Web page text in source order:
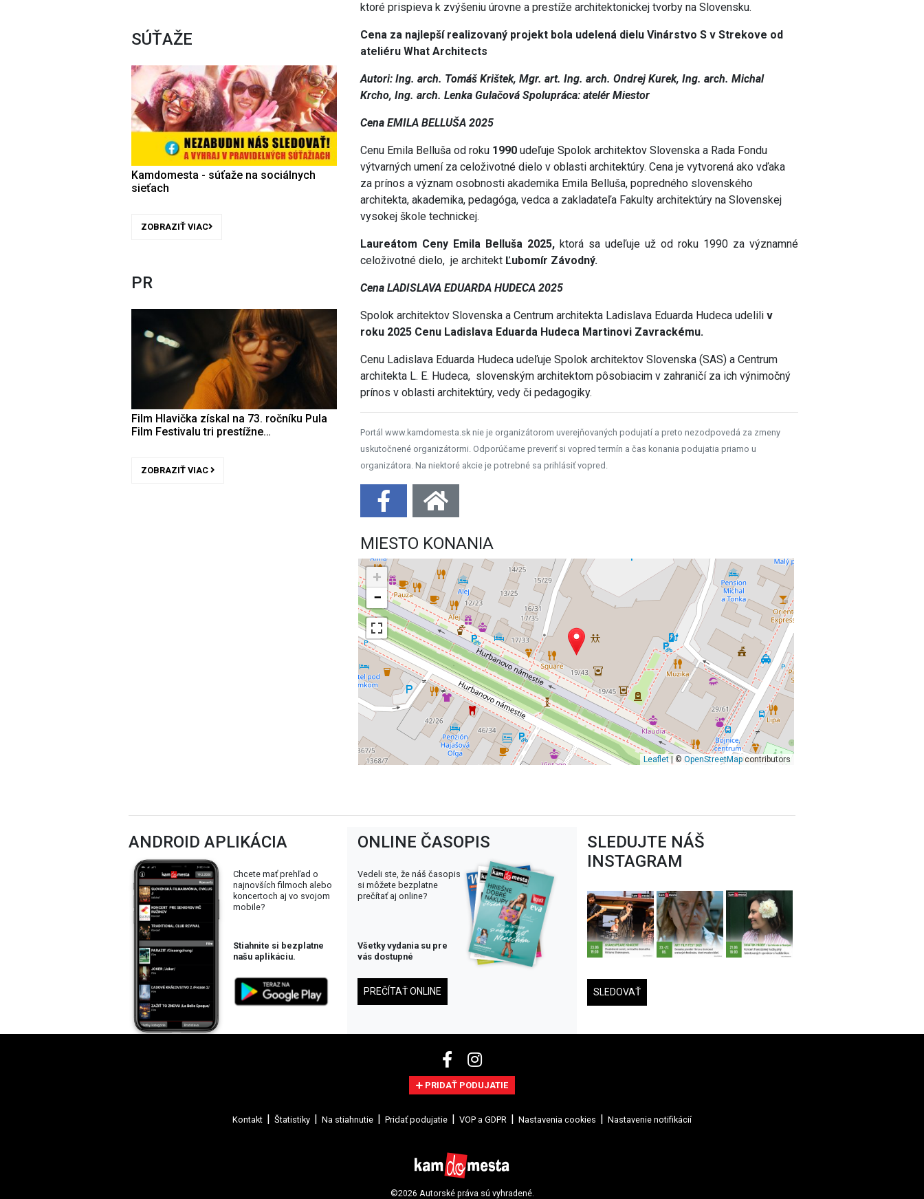
SÚŤAŽE
Kamdomesta - súťaže na sociálnych
sieťach
ZOBRAZIŤ VIAC
PR
Film Hlavička získal na 73. ročníku Pula
Film Festivalu tri prestížne…
ZOBRAZIŤ VIAC
ktoré prispieva k zvýšeniu úrovne a prestíže architektonickej tvorby na Slovensku.
Cena za najlepší realizovaný projekt bola udelená dielu Vinárstvo S v Strekove od
ateliéru What Architects
Autori: Ing. arch. Tomáš Krištek, Mgr. art. Ing. arch. Ondrej Kurek, Ing. arch. Michal
Krcho, Ing. arch. Lenka Gulačová Spolupráca: atelér Miestor
Cena EMILA BELLUŠA 2025
Cenu Emila Belluša od roku 1990 udeľuje Spolok architektov Slovenska a Rada Fondu
výtvarných umení za celoživotné dielo v oblasti architektúry. Cena je vytvorená ako vďaka
za prínos a význam osobnosti akademika Emila Belluša, popredného slovenského
architekta, akademika, pedagóga, vedca a zakladateľa Fakulty architektúry na Slovenskej
vysokej škole technickej.
Laureátom Ceny Emila Belluša 2025, ktorá sa udeľuje už od roku 1990 za významné
celoživotné dielo, je architekt Ľubomír Závodný.
Cena LADISLAVA EDUARDA HUDECA 2025
Spolok architektov Slovenska a Centrum architekta Ladislava Eduarda Hudeca udeliliv
roku 2025 Cenu Ladislava Eduarda Hudeca Martinovi Zavrackému.
Cenu Ladislava Eduarda Hudeca udeľuje Spolok architektov Slovenska (SAS) a Centrum
architekta L. E. Hudeca, slovenským architektom pôsobiacim v zahraničí za ich výnimočný
prínos v oblasti architektúry, vedy či pedagogiky.
Portál www.kamdomesta.sk nie je organizátorom uverejňovaných podujatí a preto nezodpovedá za zmeny
uskutočnené organizátormi. Odporúčame preveriť si vopred termín a čas konania podujatia priamo u
organizátora. Na niektoré akcie je potrebné sa prihlásiť vopred.
MIESTO KONANIA
+
−
Leaflet| © OpenStreetMapcontributors
ANDROID APLIKÁCIA
Chcete mať prehľad o
najnovších filmoch alebo
koncertoch aj vo svojom
mobile?
Stiahnite si bezplatne
našu aplikáciu.
ONLINE ČASOPIS
Vedeli ste, že náš časopis
si môžete bezplatne
prečítať aj online?
Všetky vydania su pre
vás dostupné
PREČÍTAŤ ONLINE
SLEDUJTE NÁŠ
INSTAGRAM
SLEDOVAŤ
PRIDAŤ PODUJATIE
Kontakt Štatistiky Na stiahnutie Pridať podujatie VOP a GDPR Nastavenia cookies Nastavenie notifikácií
©2026 Autorské práva sú vyhradené.